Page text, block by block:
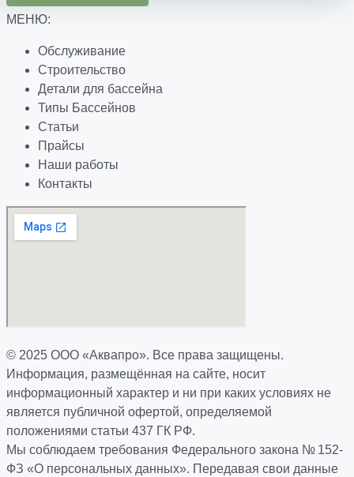
МЕНЮ:
Обслуживание
Строительство
Детали для бассейна
Типы Бассейнов
Статьи
Прайсы
Наши работы
Контакты
© 2025 ООО «Аквапро». Все права защищены.
Информация, размещённая на сайте, носит
информационный характер и ни при каких условиях не
является публичной офертой, определяемой
положениями статьи 437 ГК РФ.
Мы соблюдаем требования Федерального закона № 152-
ФЗ «О персональных данных». Передавая свои данные